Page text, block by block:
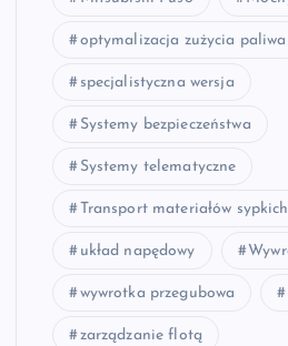
optymalizacja zużycia paliwa
specjalistyczna wersja
Systemy bezpieczeństwa
Systemy telematyczne
Transport materiałów sypkich
układ napędowy
wywrotka przegubowa
zarządzanie flotą